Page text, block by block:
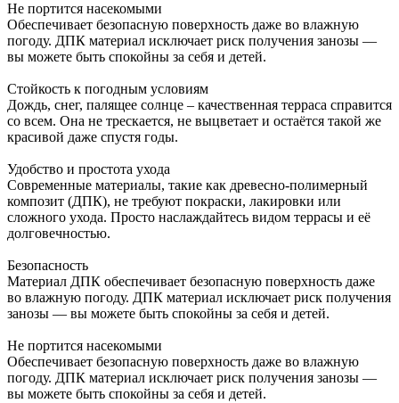
Не портится насекомыми
Обеспечивает безопасную поверхность даже во влажную
погоду. ДПК материал исключает риск получения занозы —
вы можете быть спокойны за себя и детей.
Стойкость к погодным условиям
Дождь, снег, палящее солнце – качественная терраса справится
со всем. Она не трескается, не выцветает и остаётся такой же
красивой даже спустя годы.
Удобство и простота ухода
Современные материалы, такие как древесно-полимерный
композит (ДПК), не требуют покраски, лакировки или
сложного ухода. Просто наслаждайтесь видом террасы и её
долговечностью.
Безопасность
Материал ДПК обеспечивает безопасную поверхность даже
во влажную погоду. ДПК материал исключает риск получения
занозы — вы можете быть спокойны за себя и детей.
Не портится насекомыми
Обеспечивает безопасную поверхность даже во влажную
погоду. ДПК материал исключает риск получения занозы —
вы можете быть спокойны за себя и детей.